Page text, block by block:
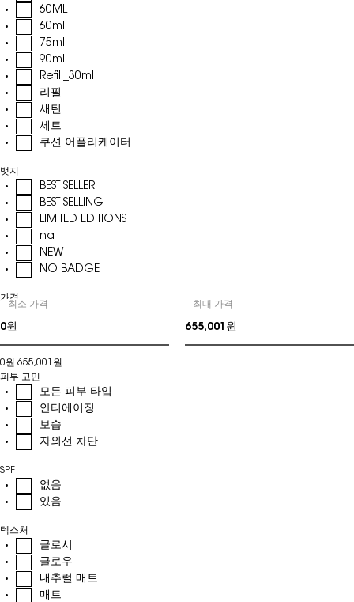
60ML
60ml
75ml
90ml
Refill_30ml
리필
새틴
세트
쿠션 어플리케이터
뱃지
BEST SELLER
BEST SELLING
LIMITED EDITIONS
na
NEW
NO BADGE
가격
최소 가격 최대 가격
0원 655,001원
피부 고민
모든 피부 타입
안티에이징
보습
자외선 차단
SPF
없음
있음
텍스처
글로시
글로우
내추럴 매트
매트